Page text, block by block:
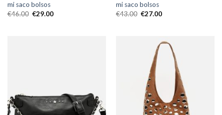
mi saco bolsos
€46.00 €29.00
mi saco bolsos
€43.00 €27.00